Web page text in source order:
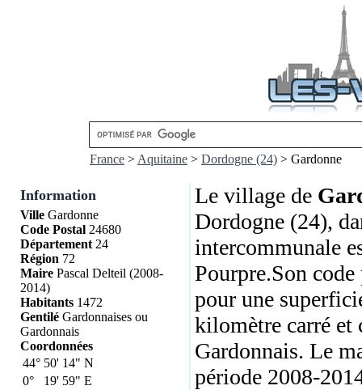
France > Aquitaine > Dordogne (24) > Gardonne
Information
VilleGardonne
Code Postal24680
Département24
Région 72
MairePascal Delteil (2008-
2014)
Habitants1472
GentiléGardonnaises ou
Gardonnais
Coordonnées
44° 50' 14" N
0°
19' 59" E
Le village de
Dordogne (24),
intercommunale
Pourpre.Son
pour une
kilomètre carré et
Gardonnais. Le
période 2008-